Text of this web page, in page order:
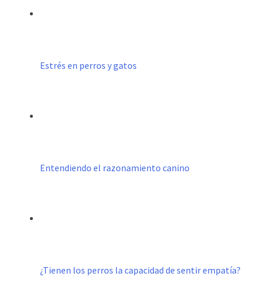
Estrés en perros y gatos
Entendiendo el razonamiento canino
¿Tienen los perros la capacidad de sentir empatía?